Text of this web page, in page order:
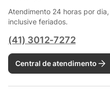
Atendimento 24 horas por
inclusive feriados.
(41) 3012-7272
Central de atendimento